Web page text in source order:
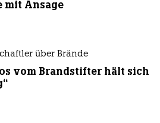
mit Ansage
über Brände
vom Brandstifter hält sich